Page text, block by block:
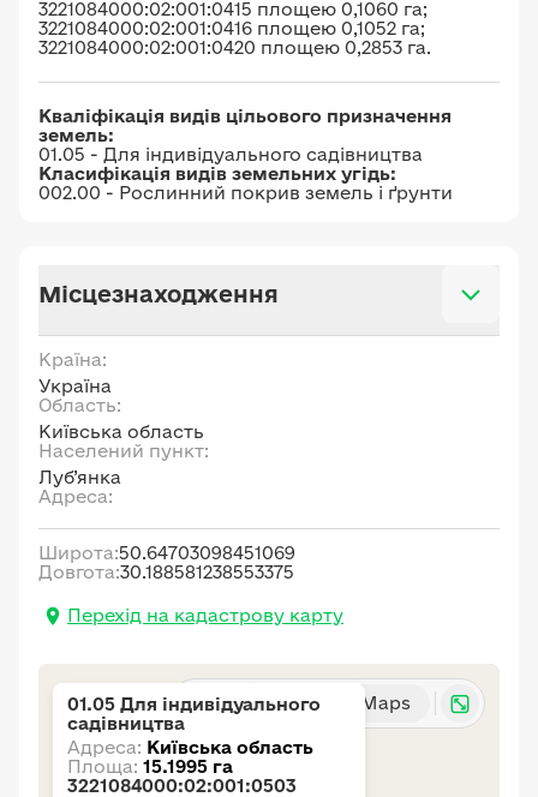
3221084000:02:001:0415 площею 0,1060 га;
3221084000:02:001:0416 площею 0,1052 га;
3221084000:02:001:0420 площею 0,2853 га.
Кваліфікація видів цільового призначення
земель:
01.05 - Для індивідуального садівництва
Класифікація видів земельних угідь:
002.00 - Рослинний покрив земель і ґрунти
Місцезнаходження
Країна:
Україна
Область:
Київська область
Населений пункт:
Луб’янка
Адреса:
Широта:50.64703098451069
Довгота:30.188581238553375
Перехід на кадастрову карту
Карта Google Maps
01.05 Для індивідуального
садівництва
Адреса: Київська область
Площа: 15.1995 га
3221084000:02:001:0503